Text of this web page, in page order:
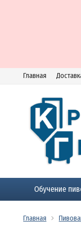
Главная
Обучение
Главная